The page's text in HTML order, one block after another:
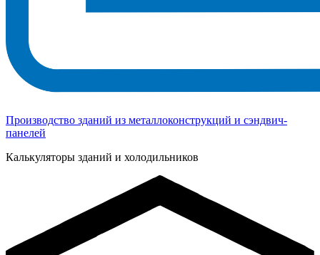
Производство зданий из металлоконструкций и сэндвич-
панелей
Калькуляторы зданий и холодильников